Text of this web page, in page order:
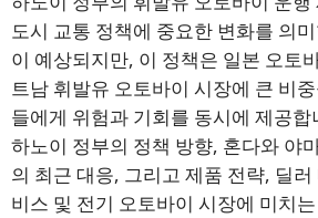
도시 교통 정책에 중요한 변화를 의
이 예상되지만, 이 정책은 일본 오토
트남 휘발유 오토바이 시장에 큰 비
들에게 위험과 기회를 동시에 제공
하노이 정부의 정책 방향, 혼다와 야
의 최근 대응, 그리고 제품 전략, 딜
비스 및 전기 오토바이 시장에 미치